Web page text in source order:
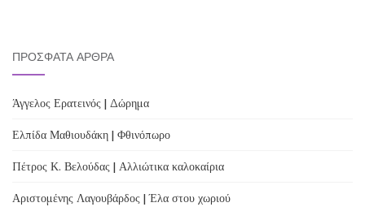
ΠΡΌΣΦΑΤΑ ΆΡΘΡΑ
Άγγελος Ερατεινός | Δώρημα
Ελπίδα Μαθιουδάκη | Φθινόπωρο
Πέτρος Κ. Βελούδας | Αλλιώτικα καλοκαίρια
Αριστομένης Λαγουβάρδος | Έλα στου χωριού